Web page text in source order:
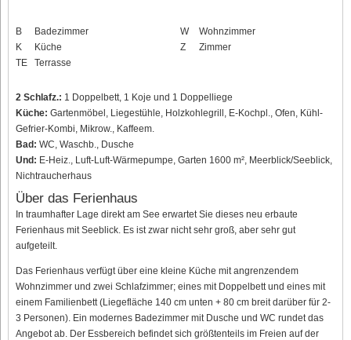
B
Badezimmer
K
Küche
TE
Terrasse
W
Wohnzimmer
Z
Zimmer
2 Schlafz.: 1 Doppelbett, 1 Koje und 1 Doppelliege
Küche: Gartenmöbel, Liegestühle, Holzkohlegrill, E-Kochpl., Ofen, Kühl-
Gefrier-Kombi, Mikrow., Kaffeem.
Bad: WC, Waschb., Dusche
Und: E-Heiz., Luft-Luft-Wärmepumpe, Garten 1600 m², Meerblick/Seeblick,
Nichtraucherhaus
Über das Ferienhaus
In traumhafter Lage direkt am See erwartet Sie dieses neu erbaute
Ferienhaus mit Seeblick. Es ist zwar nicht sehr groß, aber sehr gut
aufgeteilt.
Das Ferienhaus verfügt über eine kleine Küche mit angrenzendem
Wohnzimmer und zwei Schlafzimmer; eines mit Doppelbett und eines mit
einem Familienbett (Liegefläche 140 cm unten + 80 cm breit darüber für 2-
3 Personen). Ein modernes Badezimmer mit Dusche und WC rundet das
Angebot ab. Der Essbereich befindet sich größtenteils im Freien auf der